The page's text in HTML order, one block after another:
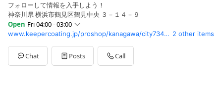
フォローして情報を入手しよう！
神奈川県 横浜市鶴見区鶴見中央 ３－１４－９
Open Fri 04:00 - 03:00
Sun04:00 - 03:00
Mon04:00 - 03:00
Tue04:00 - 03:00
Wed04:00 - 03:00
www.keepercoating.jp/proshop/kanagawa/city734/05740/ 2 other items
Chat Posts Call